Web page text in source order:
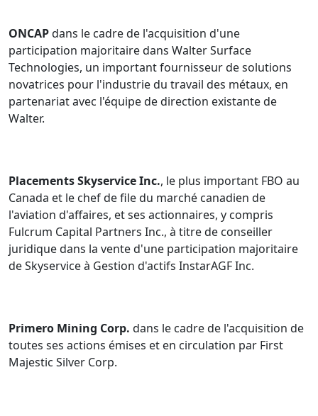
ONCAPdans le cadre de l'acquisition d'une
participation majoritaire dans Walter Surface
Technologies, un important fournisseur de solutions
novatrices pour l'industrie du travail des métaux, en
partenariat avec l'équipe de direction existante de
Walter.
Placements Skyservice Inc., le plus important FBO au
Canada et le chef de file du marché canadien de
l'aviation d'affaires, et ses actionnaires, y compris
Fulcrum Capital Partners Inc., à titre de conseiller
juridique dans la vente d'une participation majoritaire
de Skyservice à Gestion d'actifs InstarAGF Inc.
Primero Mining Corp. dans le cadre de l'acquisition de
toutes ses actions émises et en circulation par First
Majestic Silver Corp.